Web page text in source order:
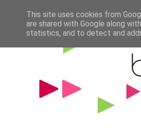
This site uses cookies from
are shared with Google along
statistics, and to detect and